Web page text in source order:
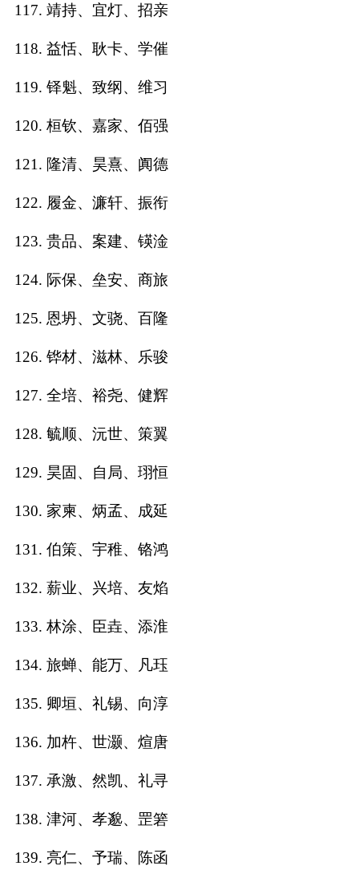
117. 靖持、宜灯、招亲
118. 益恬、耿卡、学催
119. 铎魁、致纲、维习
120. 桓钦、嘉家、佰强
121. 隆清、昊熹、阗德
122. 履金、濂轩、振衔
123. 贵品、案建、锳淦
124. 际保、垒安、商旅
125. 恩坍、文骁、百隆
126. 铧材、滋林、乐骏
127. 全培、裕尧、健辉
128. 毓顺、沅世、策翼
129. 昊固、自局、珝恒
130. 家柬、炳孟、成延
131. 伯策、宇稚、铬鸿
132. 薪业、兴培、友焰
133. 林涂、臣垚、添淮
134. 旅蝉、能万、凡珏
135. 卿垣、礼锡、向淳
136. 加杵、世灏、煊唐
137. 承激、然凯、礼寻
138. 津河、孝邈、罡箬
139. 亮仁、予瑞、陈函